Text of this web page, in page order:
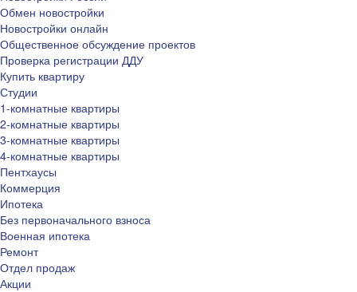
Обмен новостройки
Новостройки онлайн
Общественное обсуждение проектов
Проверка регистрации ДДУ
Купить квартиру
Студии
1-комнатные квартиры
2-комнатные квартиры
3-комнатные квартиры
4-комнатные квартиры
Пентхаусы
Коммерция
Ипотека
Без первоначального взноса
Военная ипотека
Ремонт
Отдел продаж
Акции